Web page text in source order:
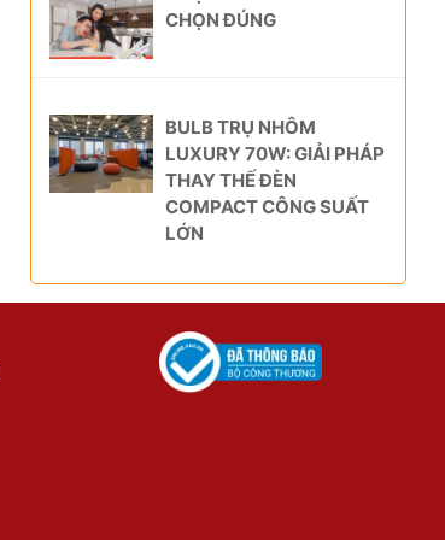
CHỌN ĐÚNG
BULB TRỤ NHÔM
LUXURY 70W: GIẢI PHÁP
THAY THẾ ĐÈN
COMPACT CÔNG SUẤT
LỚN